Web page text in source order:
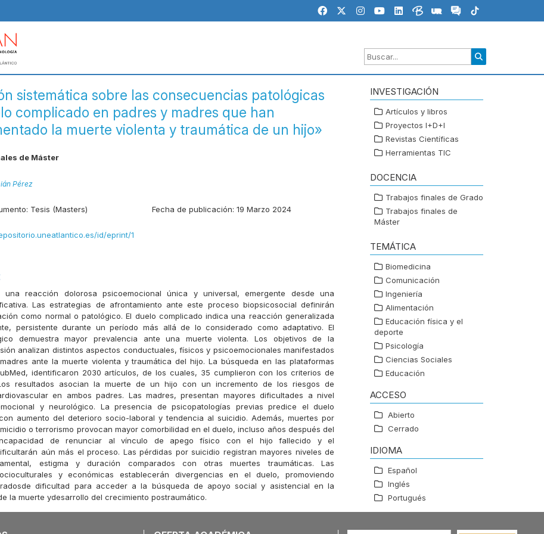
sistemática sobre las consecuencias patológicas
complicado en padres y madres que han
la muerte violenta y traumática de un hijo»
de Máster
Pérez
Tesis (Masters) Fecha de publicación: 19 Marzo 2024
id/eprint/1
reacción dolorosa psicoemocional única y universal, emergente desde una
Las estrategias de afrontamiento ante este proceso biopsicosocial definirán
como normal o patológico. El duelo complicado indica una reacción generalizada
persistente durante un período más allá de lo considerado como adaptativo. El
demuestra mayor prevalencia ante una muerte violenta. Los objetivos de la
analizan distintos aspectos conductuales, físicos y psicoemocionales manifestados
ante la muerte violenta y traumática del hijo. La búsqueda en las plataformas
identificaron 2030 artículos, de los cuales, 35 cumplieron con los criterios de
resultados asocian la muerte de un hijo con un incremento de los riesgos de
en ambos padres. Las madres, presentan mayores dificultades a nivel
y neurológico. La presencia de psicopatologías previas predice el duelo
aumento del deterioro socio-laboral y tendencia al suicidio. Además, muertes por
o terrorismo provocan mayor comorbilidad en el duelo, incluso años después del
de renunciar al vínculo de apego físico con el hijo fallecido y el
aún más el proceso. Las pérdidas por suicidio registran mayores niveles de
estigma y duración comparados con otras muertes traumáticas. Las
y económicas establecerán divergencias en el duelo, promoviendo
dificultad para acceder a la búsqueda de apoyo social y asistencial en la
la muerte ydesarrollo del crecimiento postraumático.
INVESTIGACIÓN
Artículos y libros
Proyectos I+D+I
Revistas Científicas
Herramientas TIC
DOCENCIA
Trabajos finales de Grado
Trabajos finales de
Máster
TEMÁTICA
Biomedicina
Comunicación
Ingeniería
Alimentación
Educación física y el
deporte
Psicología
Ciencias Sociales
Educación
ACCESO
Abierto
Cerrado
IDIOMA
Español
Inglés
Portugués